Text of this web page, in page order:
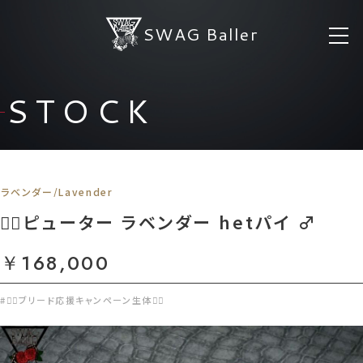
SWAG Baller
STOCK
ラベンダー/Lavender
❤️‍🔥ピューター ラベンダー hetパイ ♂
￥168,000
#❤️‍🔥ブリード応援キャンペーン生体❤️‍🔥